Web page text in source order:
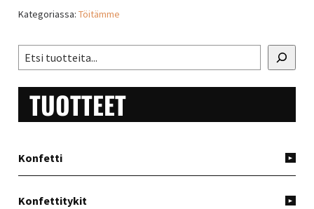
Kategoriassa: Töitämme
ENSISIJAINEN
SIVUPALKKI
Etsi
TUOTTEET
Konfetti
Konfettitykit